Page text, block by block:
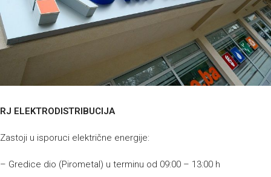
RJ ELEKTRODISTRIBUCIJA
Zastoji u isporuci električne energije:
– Gredice dio (Pirometal) u terminu od 09:00 – 13:00 h